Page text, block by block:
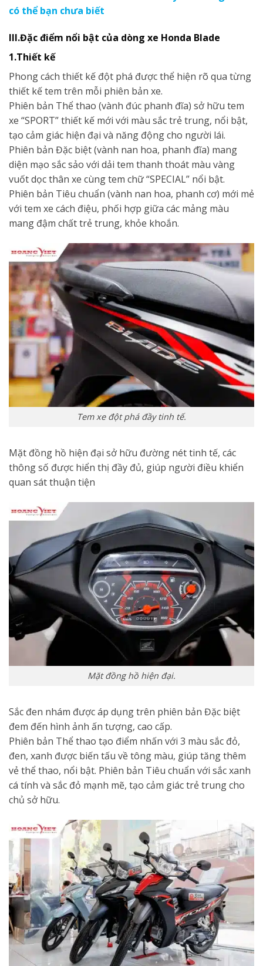
có thể bạn chưa biết
III.Đặc điểm nổi bật của dòng xe Honda Blade
1.Thiết kế
Phong cách thiết kế đột phá được thể hiện rõ qua từng
thiết kế tem trên mỗi phiên bản xe.
Phiên bản Thể thao (vành đúc phanh đĩa) sở hữu tem
xe “SPORT” thiết kế mới với màu sắc trẻ trung, nổi bật,
tạo cảm giác hiện đại và năng động cho người lái.
Phiên bản Đặc biệt (vành nan hoa, phanh đĩa) mang
diện mạo sắc sảo với dải tem thanh thoát màu vàng
vuốt dọc thân xe cùng tem chữ “SPECIAL” nổi bật.
Phiên bản Tiêu chuẩn (vành nan hoa, phanh cơ) mới mẻ
với tem xe cách điệu, phối hợp giữa các mảng màu
mang đậm chất trẻ trung, khỏe khoắn.
Tem xe đột phá đầy tinh tế.
Mặt đồng hồ hiện đại sở hữu đường nét tinh tế, các
thông số được hiển thị đầy đủ, giúp người điều khiển
quan sát thuận tiện
Mặt đồng hồ hiện đại.
Sắc đen nhám được áp dụng trên phiên bản Đặc biệt
đem đến hình ảnh ấn tượng, cao cấp.
Phiên bản Thể thao tạo điểm nhấn với 3 màu sắc đỏ,
đen, xanh được biến tấu về tông màu, giúp tăng thêm
vẻ thể thao, nổi bật. Phiên bản Tiêu chuẩn với sắc xanh
cá tính và sắc đỏ mạnh mẽ, tạo cảm giác trẻ trung cho
chủ sở hữu.